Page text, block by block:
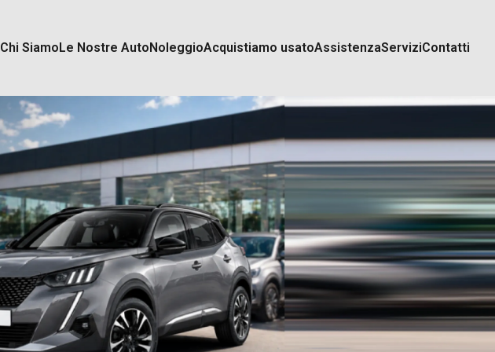
Chi SiamoLe Nostre AutoNoleggioAcquistiamo usatoAssistenzaServiziContatti